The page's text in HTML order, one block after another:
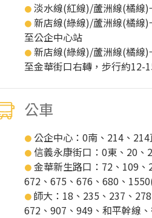
● 淡水線(紅線)/蘆洲線(橘
● 新店線(綠線)/蘆洲線(橘
至公企中心站
● 新店線(綠線)/蘆洲線(橘
至金華街口右轉，步行約12-
公車
● 公企中心：0南、214、
● 信義永康街口：0東、20
● 金華新生路口：72、109
672、675、676、680、
● 師大：18、235、237、
672、907、949、和平幹線